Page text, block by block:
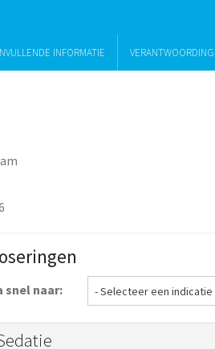
INFORMATIE VERANTWOORDING
snel naar: